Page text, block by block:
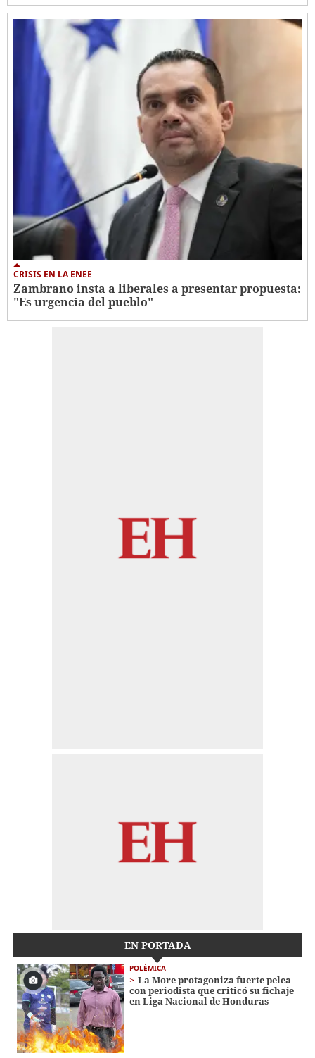
CRISIS EN LA ENEE
Zambrano insta a liberales a presentar propuesta:
"Es urgencia del pueblo"
EN PORTADA
POLÉMICA
La More protagoniza fuerte pelea
con periodista que criticó su fichaje
en Liga Nacional de Honduras